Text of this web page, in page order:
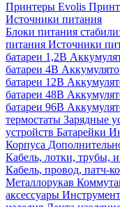
Принтеры Evolis
Источники питания
Блоки питания
питания Источники
батареи 1,2В
батареи 4В
батареи 12В
батареи 48В
батареи 96В
термостаты Зарядные
устройств Батарейки
Корпуса
Кабель, лотки, трубы,
Кабель, провод, патч-
Металлорукав
аксессуары